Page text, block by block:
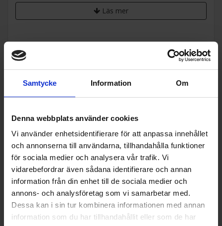
Samtycke Information Om
Denna webbplats använder cookies
Vi använder enhetsidentifierare för att anpassa innehållet
och annonserna till användarna, tillhandahålla funktioner
för sociala medier och analysera vår trafik. Vi
vidarebefordrar även sådana identifierare och annan
information från din enhet till de sociala medier och
annons- och analysföretag som vi samarbetar med.
Dessa kan i sin tur kombinera informationen med annan
information som du har tillhandahållit eller som de har
enkelt att krossa is eller tillreda cocktails och isade drycker.
Blendern kombinerar hög prestanda med Smegs tidlösa
detalj i köket.
Förbättrad prestanda
Läs mer
Specifikationer
Modellbeteckning:
BLF03PKEU
Höjd (cm):
39.7
Bredd (cm):
19.7
Djup (cm):
16.3